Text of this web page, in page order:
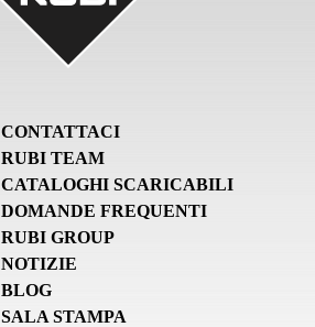
CONTATTACI
RUBI TEAM
CATALOGHI SCARICABILI
DOMANDE FREQUENTI
RUBI GROUP
NOTIZIE
BLOG
SALA STAMPA